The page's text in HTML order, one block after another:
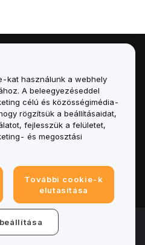
reserved.
kat használunk a webhely
A beleegyezéseddel
célú és közösségimédia-
rögzítsük a beállításaidat,
fejlesszük a felületet,
és megosztási
További cookie-k
elutasítása